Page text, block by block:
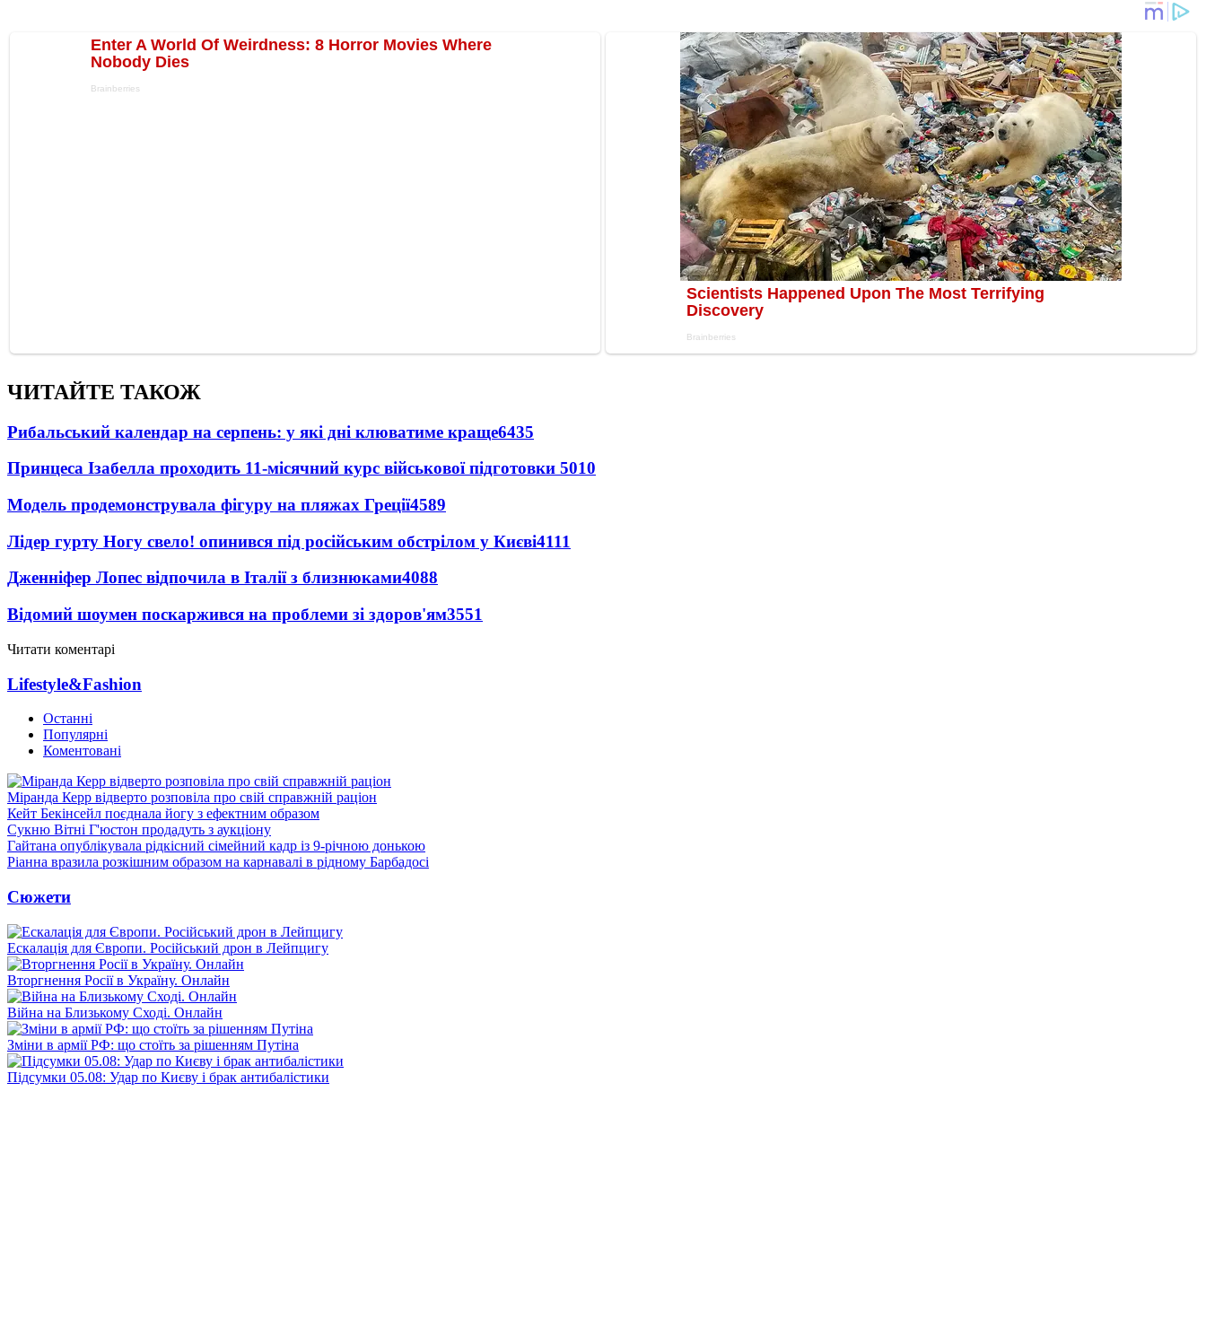
ЧИТАЙТЕ ТАКОЖ
Рибальський календар на серпень: у які дні клюватиме краще6435
Принцеса Ізабелла проходить 11-місячний курс військової підготовки 5010
Модель продемонструвала фігуру на пляжах Греції4589
Лідер гурту Ногу свело! опинився під російським обстрілом у Києві4111
Дженніфер Лопес відпочила в Італії з близнюками4088
Відомий шоумен поскаржився на проблеми зі здоров'ям3551
Читати коментарі
Lifestyle&Fashion
Останні
Популярні
Коментовані
Міранда Керр відверто розповіла про свій справжній раціон
Кейт Бекінсейл поєднала йогу з ефектним образом
Сукню Вітні Г'юстон продадуть з аукціону
Гайтана опублікувала рідкісний сімейний кадр із 9-річною донькою
Ріанна вразила розкішним образом на карнавалі в рідному Барбадосі
Сюжети
Ескалація для Європи. Російський дрон в Лейпцигу
Вторгнення Росії в Україну. Онлайн
Війна на Близькому Сході. Онлайн
Зміни в армії РФ: що стоїть за рішенням Путіна
Підсумки 05.08: Удар по Києву і брак антибалістики